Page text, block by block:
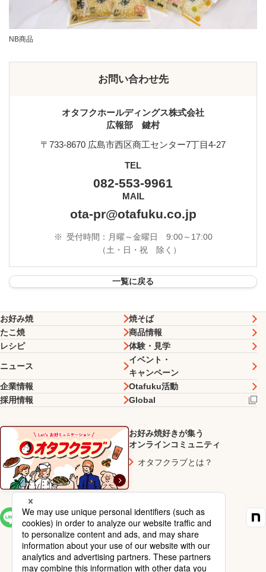
NB商品
お問い合わせ先
オタフクホールディングス株式会社
広報部 鍵村
〒733-8670 広島市西区商工センター7丁目4-27
TEL
082-553-9961
MAIL
ota-pr@otafuku.co.jp
※ 受付時間：月曜～金曜日 9:00～17:00
（土・日・祝 除く）
一覧に戻る
お好み焼
焼そば
たこ焼
商品情報
レシピ
体験・見学
ニュース
イベント・
キャンペーン
企業情報
Otafuku活動
採用情報
Global
お好み焼好きが集う
オンラインコミュニティ
オタフクラブとは？
SNS一覧